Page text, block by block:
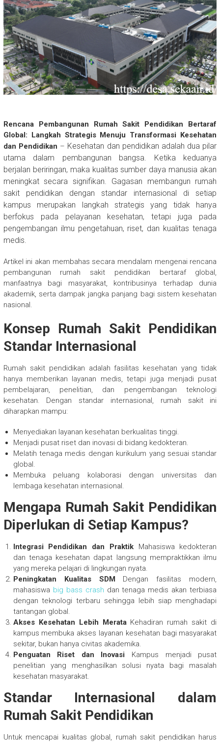
Rencana Pembangunan Rumah Sakit Pendidikan Bertaraf
Global: Langkah Strategis Menuju Transformasi Kesehatan
dan Pendidikan – Kesehatan dan pendidikan adalah dua pilar
utama dalam pembangunan bangsa. Ketika keduanya
berjalan beriringan, maka kualitas sumber daya manusia akan
meningkat secara signifikan. Gagasan membangun rumah
sakit pendidikan dengan standar internasional di setiap
kampus merupakan langkah strategis yang tidak hanya
berfokus pada pelayanan kesehatan, tetapi juga pada
pengembangan ilmu pengetahuan, riset, dan kualitas tenaga
medis.
Artikel ini akan membahas secara mendalam mengenai rencana
pembangunan rumah sakit pendidikan bertaraf global,
manfaatnya bagi masyarakat, kontribusinya terhadap dunia
akademik, serta dampak jangka panjang bagi sistem kesehatan
nasional.
Konsep Rumah Sakit Pendidikan
Standar Internasional
Rumah sakit pendidikan adalah fasilitas kesehatan yang tidak
hanya memberikan layanan medis, tetapi juga menjadi pusat
pembelajaran, penelitian, dan pengembangan teknologi
kesehatan. Dengan standar internasional, rumah sakit ini
diharapkan mampu:
Menyediakan layanan kesehatan berkualitas tinggi.
Menjadi pusat riset dan inovasi di bidang kedokteran.
Melatih tenaga medis dengan kurikulum yang sesuai standar
global.
Membuka peluang kolaborasi dengan universitas dan
lembaga kesehatan internasional.
Mengapa Rumah Sakit Pendidikan
Diperlukan di Setiap Kampus?
Integrasi Pendidikan dan PraktikMahasiswa kedokteran
dan tenaga kesehatan dapat langsung mempraktikkan ilmu
yang mereka pelajari di lingkungan nyata.
Peningkatan Kualitas SDM Dengan fasilitas modern,
mahasiswa big bass crash dan tenaga medis akan terbiasa
dengan teknologi terbaru sehingga lebih siap menghadapi
tantangan global.
Akses Kesehatan Lebih MerataKehadiran rumah sakit di
kampus membuka akses layanan kesehatan bagi masyarakat
sekitar, bukan hanya civitas akademika.
Penguatan Riset dan Inovasi Kampus menjadi pusat
penelitian yang menghasilkan solusi nyata bagi masalah
kesehatan masyarakat.
Standar Internasional dalam
Rumah Sakit Pendidikan
Untuk mencapai kualitas global, rumah sakit pendidikan harus